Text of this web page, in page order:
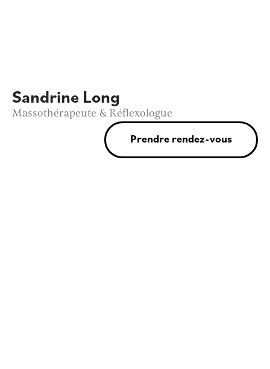
Sandrine Long
Massothérapeute & Réflexologue
Prendre rendez-vous